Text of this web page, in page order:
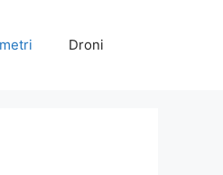
Droni